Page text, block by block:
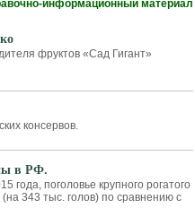
информационный материал
фруктов «Сад Гигант»
консервов.
в РФ.
поголовье крупного рогатого
(на 343 тыс. голов) по сравнению с